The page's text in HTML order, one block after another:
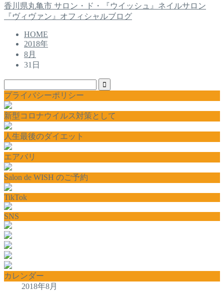
香川県丸亀市 サロン・ド・『ウイッシュ』ネイルサロン
『ヴィヴァン』オフィシャルブログ
HOME
2018年
8月
31日
プライバシーポリシー
新型コロナウイルス対策として
人生最後のダイエット
エアバリ
Salon de WISH のご予約
TikTok
SNS
カレンダー
2018年8月